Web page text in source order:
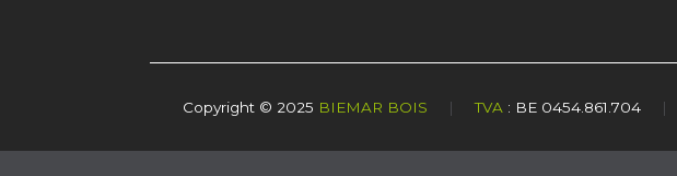
Copyright © 2025 BIEMAR BOIS | TVA : BE 0454.861.704 |